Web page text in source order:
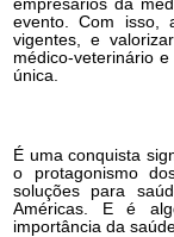
empresários da
evento. Com isso,
vigentes, e
médico-veterinário
única.
É uma conquista
o protagonismo
soluções para
Américas. E é
importância da